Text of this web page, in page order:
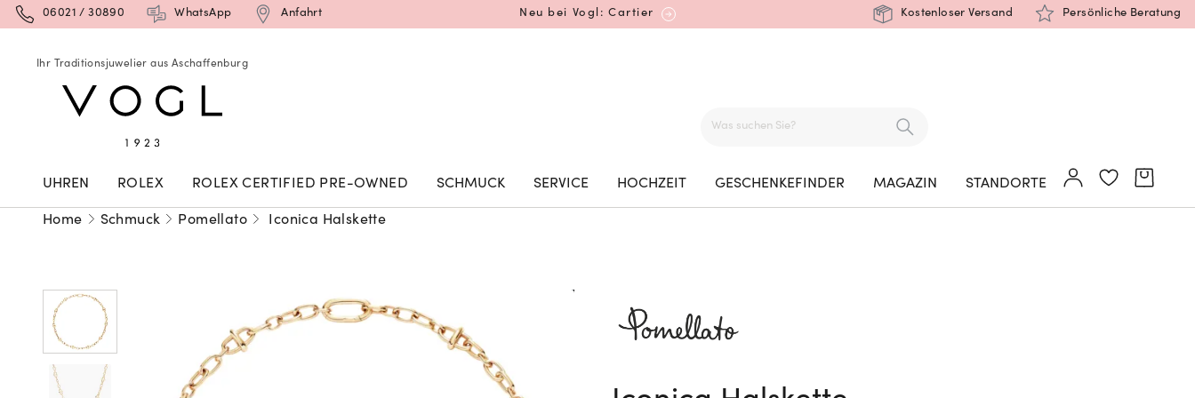
06021 / 30890 WhatsApp Anfahrt Neu bei Vogl: Cartier
Mehr erfahren: Ikonische Uhren von Cartier
Neu bei Vogl: Uhren von Grand Seiko
Kostenloser Versand Persönliche Beratung
Ihr Traditionsjuwelier aus Aschaffenburg
UHREN ROLEX ROLEX CERTIFIED PRE-OWNED SCHMUCK SERVICE HOCHZEIT GESCHENKEFINDER MAGAZIN STANDORTE
Home Schmuck Pomellato Iconica Halskette